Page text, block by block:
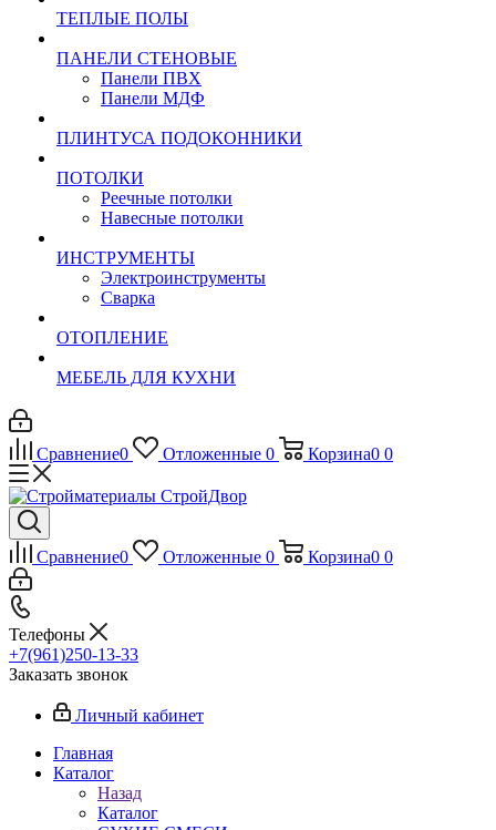
ТЕПЛЫЕ ПОЛЫ
ПАНЕЛИ СТЕНОВЫЕ
Панели ПВХ
Панели МДФ
ПЛИНТУСА ПОДОКОННИКИ
ПОТОЛКИ
Реечные потолки
Навесные потолки
ИНСТРУМЕНТЫ
Электроинструменты
Сварка
ОТОПЛЕНИЕ
МЕБЕЛЬ ДЛЯ КУХНИ
Сравнение0 Отложенные 0 Корзина0 0
Сравнение0 Отложенные 0 Корзина0 0
Телефоны
+7(961)250-13-33
Заказать звонок
Личный кабинет
Главная
Каталог
Назад
Каталог